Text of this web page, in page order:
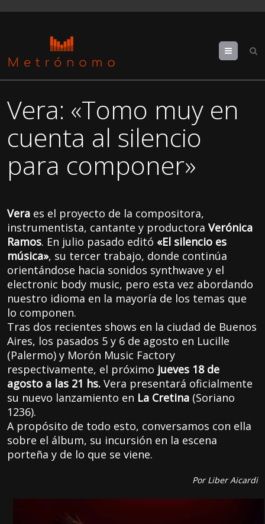
Menu
Vera: «Tomo muy en
cuenta al silencio
para componer»
Vera es el proyecto de la compositora,
instrumentista, cantante y productoraVerónica
Ramos. En julio pasado editó «El silencio es
música», su tercer trabajo, donde continúa
orientándose hacia sonidos synthwave y el
electronic body music, pero esta vez abordando
nuestro idioma en la mayoría de los temas que
lo componen.
Tras dos recientes shows en la ciudad de Buenos
Aires, los pasados 5 y 6 de agosto en Lucille
(Palermo) y Morón Music Factory
respectivamente, el próximo jueves 18 de
agosto a las 21 hs. Vera presentará oficialmente
su nuevo lanzamiento en La Cretina (Soriano
1236).
A propósito de todo esto, conversamos con ella
sobre el álbum, su incursión en la escena
porteña y de lo que se viene.
Por Liber Aicardi